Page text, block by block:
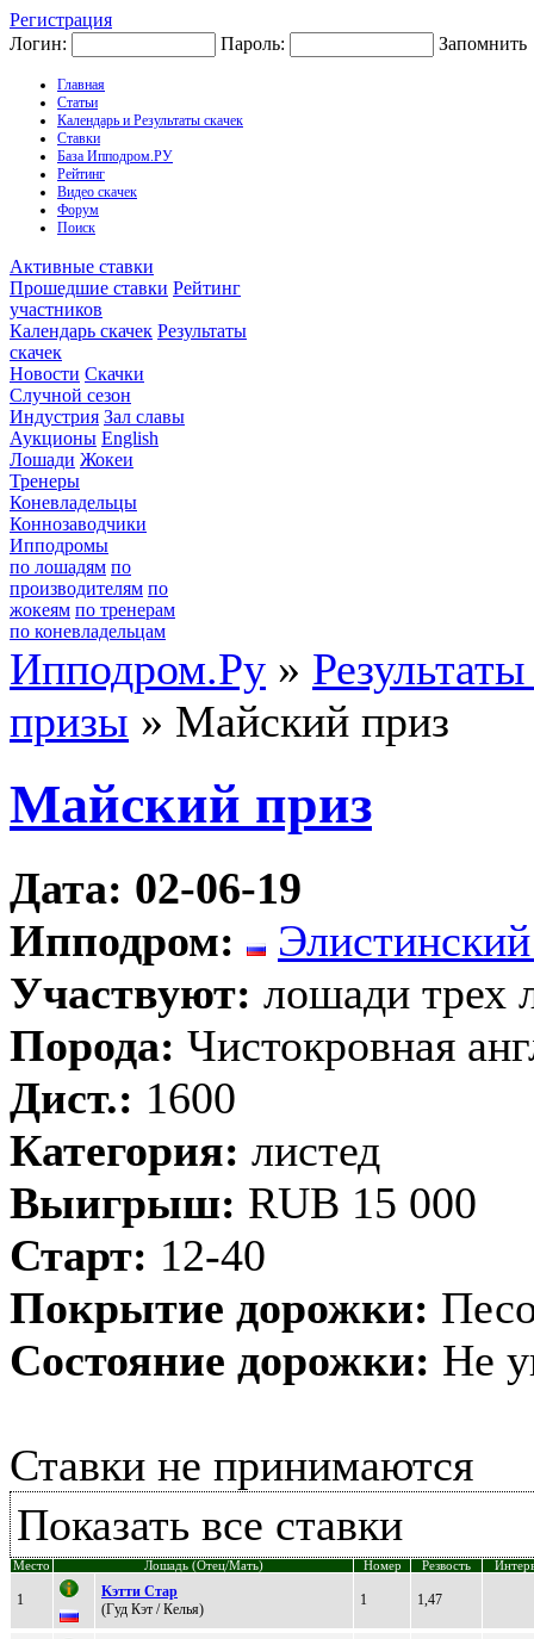
Регистрация
Логин:
Пароль: Запомнить
Главная
Статьи
Календарь и Результаты скачек
Ставки
База Ипподром.РУ
Рейтинг
Видео скачек
Форум
Поиск
Активные ставки
Прошедшие ставки Рейтинг
участников
Календарь скачек Результаты
скачек
Новости Скачки
Случной сезон
Индустрия Зал славы
Аукционы English
Лошади Жокеи
Тренеры
Коневладельцы
Коннозаводчики
Ипподромы
по лошадям по
производителям по
жокеям по тренерам
по коневладельцам
Ипподром.Ру »
призы » Майский приз
Майский приз
Дата: 02-06-19
Ипподром:
Участвуют: лошади трех
Порода: Чистокровная
Дист.: 1600
Категория: листед
Выигрыш: RUB 15 000
Старт: 12-40
Покрытие дорожки:
Состояние дорожки: Не
Ставки не принимаются
Показать все ставки
Место Лошадь (Отец/Мать) Номер Резвость
1
Kэтти Стаp
(Гуд Кэт / Келья)
1 1,47